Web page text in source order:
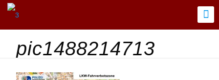
pic1488214713